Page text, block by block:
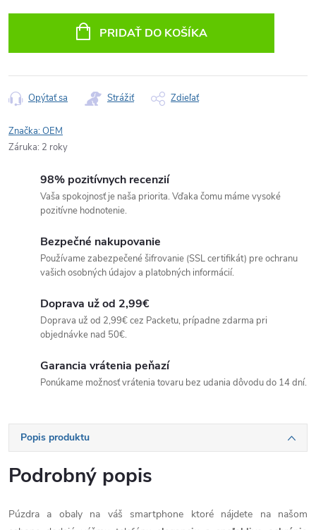
PRIDAŤ DO KOŠÍKA
Opýtať sa Strážiť Zdieľať
Značka:OEM
Záruka: 2 roky
98% pozitívnych recenzií
Vaša spokojnosť je naša priorita. Vďaka čomu máme vysoké
pozitívne hodnotenie.
Bezpečné nakupovanie
Používame zabezpečené šifrovanie (SSL certifikát) pre ochranu
vašich osobných údajov a platobných informácií.
Doprava už od 2,99€
Doprava už od 2,99€ cez Packetu, prípadne zdarma pri
objednávke nad 50€.
Garancia vrátenia peňazí
Ponúkame možnosť vrátenia tovaru bez udania dôvodu do 14 dní.
Popis produktu
Podrobný popis
Púzdra a obaly na váš smartphone ktoré nájdete na našom